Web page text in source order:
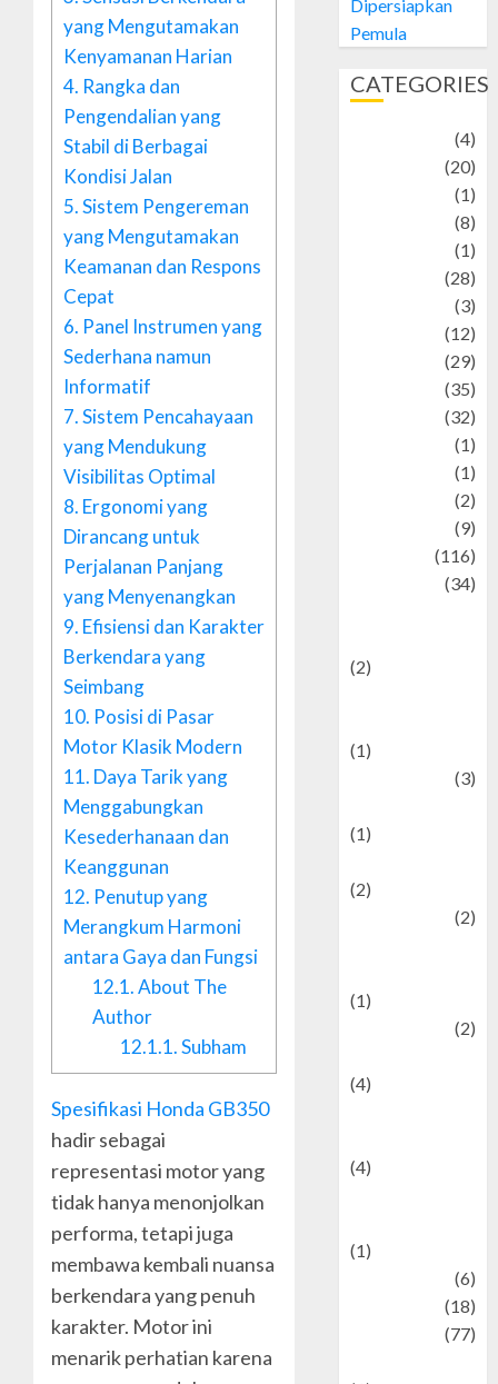
yang Mengutamakan
Kenyamanan Harian
4. Rangka dan
Pengendalian yang
Stabil di Berbagai
Kondisi Jalan
5.Sistem Pengereman
yang Mengutamakan
Keamanan dan Respons
Cepat
6. Panel Instrumen yang
Sederhana namun
Informatif
7.Sistem Pencahayaan
yang Mendukung
Visibilitas Optimal
8. Ergonomi yang
Dirancang untuk
Perjalanan Panjang
yang Menyenangkan
9. Efisiensi dan Karakter
Berkendara yang
Seimbang
10. Posisi di Pasar
Motor Klasik Modern
11. Daya Tarik yang
Menggabungkan
Kesederhanaan dan
Keanggunan
12. Penutup yang
Merangkum Harmoni
antara Gaya dan Fungsi
12.1.About The
Author
12.1.1.Subham
Spesifikasi Honda GB350
hadir sebagai
representasi motor yang
tidak hanya menonjolkan
performa, tetapi juga
membawa kembali nuansa
berkendara yang penuh
karakter. Motor ini
menarik perhatian karena
Dipersiapkan
Pemula
CATEGORIES
(4)
(20)
(1)
(8)
(1)
(28)
(3)
(12)
(29)
(35)
(32)
(1)
(1)
(2)
(9)
(116)
(34)
(2)
(1)
(3)
(1)
(2)
(2)
(1)
(2)
(4)
(4)
(1)
(6)
(18)
(77)